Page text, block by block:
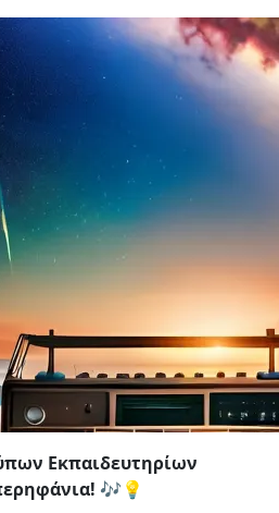
Εκπαιδευτηρίων
🎶💡